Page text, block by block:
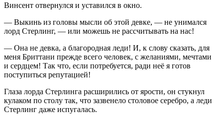
Винсент отвернулся и уставился в окно.
— Выкинь из головы мысли об этой девке, — не унимался
лорд Стерлинг, — или можешь не рассчитывать на нас!
— Она не девка, а благородная леди! И, к слову сказать, для
меня Бриттани прежде всего человек, с желаниями, мечтами
и сердцем! Так что, если потребуется, ради неё я готов
поступиться репутацией!
Глаза лорда Стерлинга расширились от ярости, он стукнул
кулаком по столу так, что зазвенело столовое серебро, а леди
Стерлинг даже испугалась.